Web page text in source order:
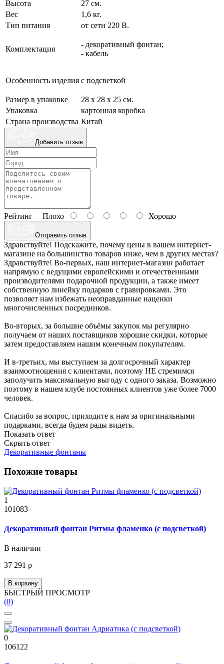
Высота
27 см.
Вес
1,6 кг.
Тип питания
от сети 220 В.
Комплектация
- декоративный фонтан;
- кабель
Особенность изделия с подсветкой
Размер в упаковке
28 х 28 х 25 см.
Упаковка
картонная коробка
Страна производства Китай
Добавить отзыв
Рейтинг Плохо Хорошо
Отправить отзыв
Здравствуйте! Подскажите, почему цены в вашем интернет-
магазине на большинство товаров ниже, чем в других местах?
Здравствуйте! Во-первых, наш интернет-магазин работает
напрямую с ведущими европейскими и отечественными
производителями подарочной продукции, а также имеет
собственную линейку подарков с гравировками. Это
позволяет нам избежать неоправданные наценки
многочисленных посредников.
Во-вторых, за большие объёмы закупок мы регулярно
получаем от наших поставщиков хорошие скидки, которые
затем предоставляем нашим конечным покупателям.
И в-третьих, мы выступаем за долгосрочный характер
взаимоотношения с клиентами, поэтому НЕ стремимся
заполучить максимальную выгоду с одного заказа. Возможно
поэтому в нашем клубе постоянных клиентов уже более 7000
человек.
Спасибо за вопрос, приходите к нам за оригинальными
подарками, всегда будем рады видеть.
Показать ответ
Скрыть ответ
Декоративные фонтаны
Похожие товары
1
101083
Декоративный фонтан Ритмы фламенко (с подсветкой)
В наличии
37 291 р
В корзину
БЫСТРЫЙ ПРОСМОТР
(0)
0
106122